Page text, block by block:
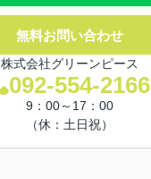
無料お問い合わせ
株式会社グリーンピース
092-554-2166
9：00～17：00
（休：土日祝）